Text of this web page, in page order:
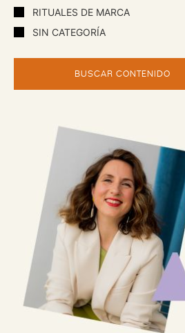
RITUALES DE MARCA
SIN CATEGORÍA